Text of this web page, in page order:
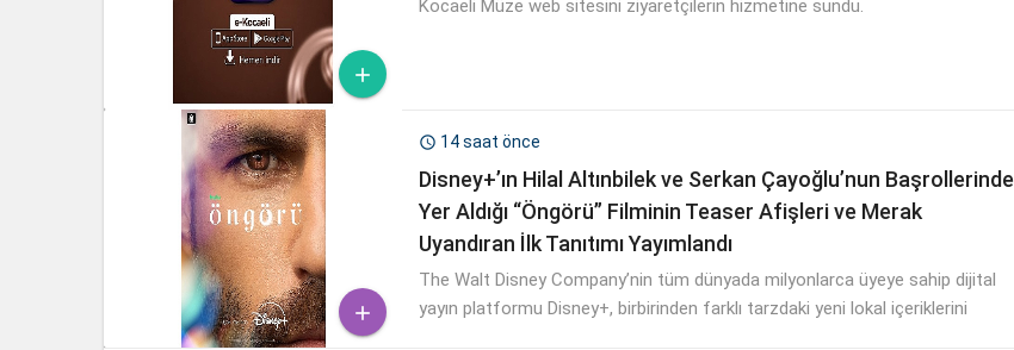

Kocaeli Müze web sitesini ziyaretçilerin hizmetine sundu.

 14 saat önce
Disney+’ın Hilal Altınbilek ve Serkan Çayoğlu’nun Başrollerinde
Yer Aldığı “Öngörü” Filminin Teaser Afişleri ve Merak
Uyandıran İlk Tanıtımı Yayımlandı
The Walt Disney Company’nin tüm dünyada milyonlarca üyeye sahip dijital
yayın platformu Disney+, birbirinden farklı tarzdaki yeni lokal içeriklerini